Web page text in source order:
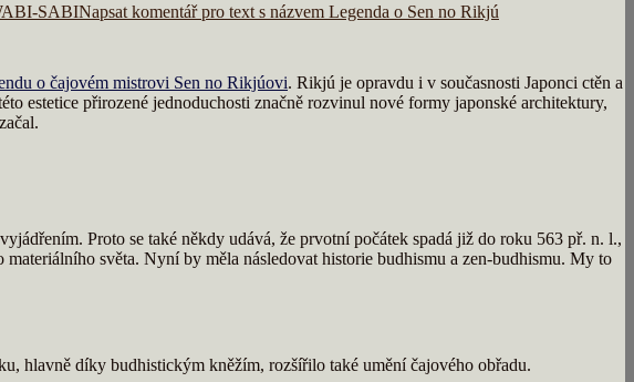
SABINapsat komentářpro text s názvem Legenda o Sen no Rikjú
o čajovém mistrovi Sen no Rikjúovi. Rikjú je opravdu i v současnosti Japonci ctěn a
estetice přirozené jednoduchosti značně rozvinul nové formy japonské architektury,
Proto se také někdy udává, že prvotní počátek spadá již do roku 563 př. n. l.,
světa. Nyní by měla následovat historie budhismu a zen-budhismu. My to
hlavně díky budhistickým kněžím, rozšířilo také umění čajového obřadu.